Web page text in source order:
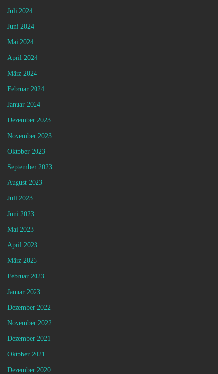
Juli 2024
Juni 2024
Mai 2024
April 2024
März 2024
Februar 2024
Januar 2024
Dezember 2023
November 2023
Oktober 2023
September 2023
August 2023
Juli 2023
Juni 2023
Mai 2023
April 2023
März 2023
Februar 2023
Januar 2023
Dezember 2022
November 2022
Dezember 2021
Oktober 2021
Dezember 2020